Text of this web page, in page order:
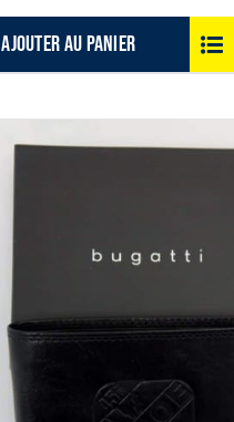
Ajouter au panier